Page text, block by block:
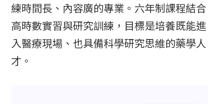
練時間長、內容廣的專業。六年制課程結合
高時數實習與研究訓練，目標是培養既能進
入醫療現場、也具備科學研究思維的藥學人
才。